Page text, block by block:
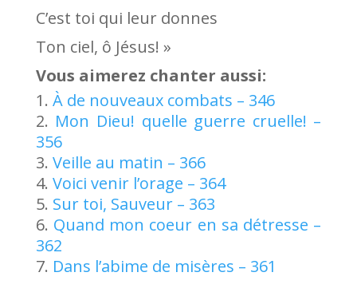
C’est toi qui leur donnes
Ton ciel, ô Jésus! »
Vous aimerez chanter aussi:
À de nouveaux combats – 346
Mon Dieu! quelle guerre cruelle! –
356
Veille au matin – 366
Voici venir l’orage – 364
Sur toi, Sauveur – 363
Quand mon coeur en sa détresse –
362
Dans l’abime de misères – 361